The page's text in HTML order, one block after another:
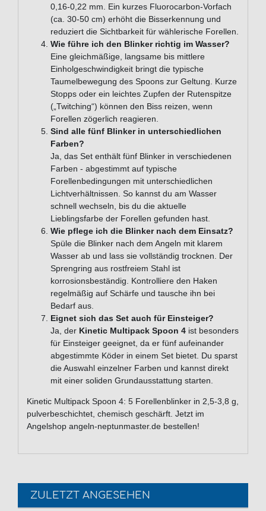
0,16-0,22 mm. Ein kurzes Fluorocarbon-Vorfach
(ca. 30-50 cm) erhöht die Bisserkennung und
reduziert die Sichtbarkeit für wählerische Forellen.
Wie führe ich den Blinker richtig im Wasser?
Eine gleichmäßige, langsame bis mittlere
Einholgeschwindigkeit bringt die typische
Taumelbewegung des Spoons zur Geltung. Kurze
Stopps oder ein leichtes Zupfen der Rutenspitze
(„Twitching“) können den Biss reizen, wenn
Forellen zögerlich reagieren.
Sind alle fünf Blinker in unterschiedlichen
Farben?
Ja, das Set enthält fünf Blinker in verschiedenen
Farben - abgestimmt auf typische
Forellenbedingungen mit unterschiedlichen
Lichtverhältnissen. So kannst du am Wasser
schnell wechseln, bis du die aktuelle
Lieblingsfarbe der Forellen gefunden hast.
Wie pflege ich die Blinker nach dem Einsatz?
Spüle die Blinker nach dem Angeln mit klarem
Wasser ab und lass sie vollständig trocknen. Der
Sprengring aus rostfreiem Stahl ist
korrosionsbeständig. Kontrolliere den Haken
regelmäßig auf Schärfe und tausche ihn bei
Bedarf aus.
Eignet sich das Set auch für Einsteiger?
Ja, der Kinetic Multipack Spoon 4 ist besonders
für Einsteiger geeignet, da er fünf aufeinander
abgestimmte Köder in einem Set bietet. Du sparst
die Auswahl einzelner Farben und kannst direkt
mit einer soliden Grundausstattung starten.
Kinetic Multipack Spoon 4: 5 Forellenblinker in 2,5-3,8 g,
pulverbeschichtet, chemisch geschärft. Jetzt im
Angelshop angeln-neptunmaster.de bestellen!
ZULETZT ANGESEHEN